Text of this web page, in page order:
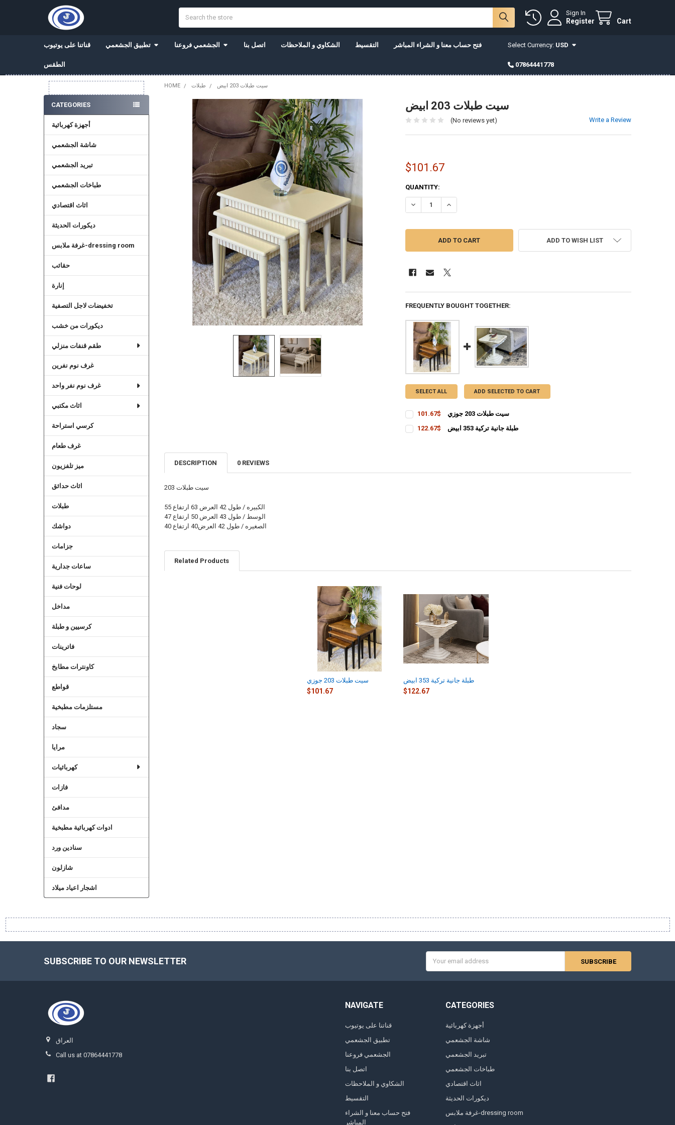
Sign In
Register Cart
قناتنا على يوتيوب تطبيق الجشعمي الجشعمي فروعنا اتصل بنا الشكاوي و الملاحظات التقسيط فتح حساب معنا و الشراء المباشر
الطقس
Select Currency: USD
07864441778
Sidebar
CATEGORIES
أجهزة كهربائية
شاشة الجشعمي
تبريد الجشعمي
طباخات الجشعمي
اثاث اقتصادي
ديكورات الحديثة
غرفة ملابس-dressing room
حقائب
إنارة
تخفيضات لاجل التصفية
ديكورات من خشب
طقم قنفات منزلي
غرف نوم نفرين
غرف نوم نفر واحد
اثاث مكتبي
كرسي استراحة
غرف طعام
ميز تلفزيون
اثاث حدائق
طبلات
دواشك
جزامات
ساعات جدارية
لوحات فنية
مداخل
كرسيين و طبلة
فاترينات
كاونترات مطابخ
قواطع
مستلزمات مطبخية
سجاد
مرايا
كهربائيات
فازات
مدافئ
ادوات كهربائية مطبخية
سنادين ورد
شازلون
اشجار اعياد ميلاد
HOME طبلات سيت طبلات 203 ابيض
سيت طبلات 203 ابيض
(No reviews yet) Write a Review
$101.67
CURRENT
STOCK:
QUANTITY:
ADD TO WISH LIST
FREQUENTLY BOUGHT TOGETHER:
SELECT ALL ADD SELECTED TO CART
سيت طبلات 203 جوزي
$101.67
STOCK:
طبلة جانية تركية 353 ابيض
$122.67
DESCRIPTION
0 REVIEWS
سيت طبلات 203
الكبيره / طول 42 العرض 63 ارتفاع 55
الوسط / طول 43 العرض 50 ارتفاع 47
الصغيره / طول 42 العرض40 ارتفاع 40
Related Products
سيت طبلات 203 جوزي
$101.67
طبلة جانية تركية 353 ابيض
$122.67
SUBSCRIBE TO OUR NEWSLETTER
Address
العراق
Call us at 07864441778
NAVIGATE
قناتنا على يوتيوب
تطبيق الجشعمي
الجشعمي فروعنا
اتصل بنا
الشكاوي و الملاحظات
التقسيط
فتح حساب معنا و الشراء
المباشر
CATEGORIES
أجهزة كهربائية
شاشة الجشعمي
تبريد الجشعمي
طباخات الجشعمي
اثاث اقتصادي
ديكورات الحديثة
غرفة ملابس-dressing room